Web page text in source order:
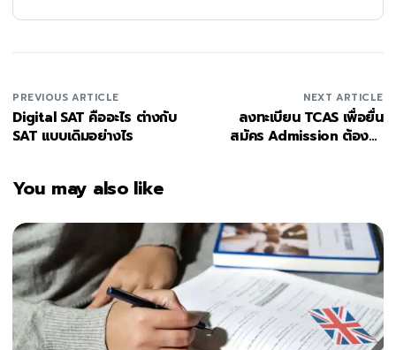
PREVIOUS ARTICLE
Digital SAT คืออะไร ต่างกับ
SAT แบบเดิมอย่างไร
NEXT ARTICLE
ลงทะเบียน TCAS เพื่อยื่น
สมัคร Admission ต้องทำ
You may also like